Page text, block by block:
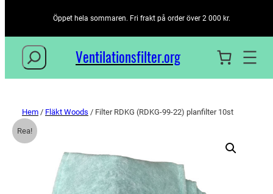
Öppet hela sommaren. Fri frakt på order över 2 000 kr.
Sök Ventilationsfilter­.org
Hem / Fläkt Woods / Filter RDKG (RDKG-99-22) planfilter 10st
Rea!